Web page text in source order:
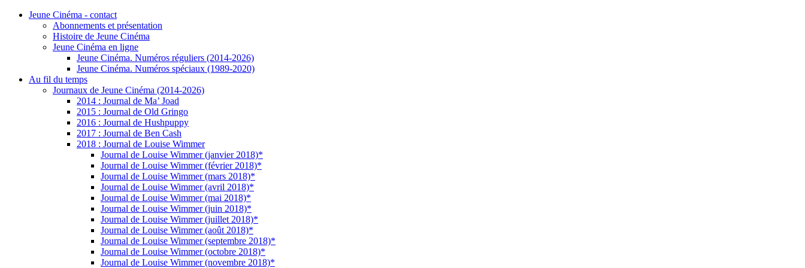
Jeune Cinéma - contact
Abonnements et présentation
Histoire de Jeune Cinéma
Jeune Cinéma en ligne
Jeune Cinéma. Numéros réguliers (2014-2026)
Jeune Cinéma. Numéros spéciaux (1989-2020)
Au fil du temps
Journaux de Jeune Cinéma (2014-2026)
2014 : Journal de Ma’ Joad
2015 : Journal de Old Gringo
2016 : Journal de Hushpuppy
2017 : Journal de Ben Cash
2018 : Journal de Louise Wimmer
Journal de Louise Wimmer (janvier 2018)*
Journal de Louise Wimmer (février 2018)*
Journal de Louise Wimmer (mars 2018)*
Journal de Louise Wimmer (avril 2018)*
Journal de Louise Wimmer (mai 2018)*
Journal de Louise Wimmer (juin 2018)*
Journal de Louise Wimmer (juillet 2018)*
Journal de Louise Wimmer (août 2018)*
Journal de Louise Wimmer (septembre 2018)*
Journal de Louise Wimmer (octobre 2018)*
Journal de Louise Wimmer (novembre 2018)*